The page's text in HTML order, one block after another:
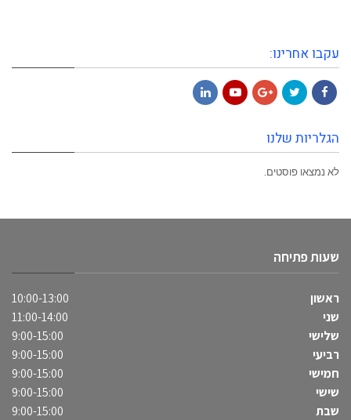
עקבו אחרינו:
הגלריות שלנו
לא נמצאו פוסטים.
שעות פתיחה
ראשון
10:00-13:00
שני
11:00-14:00
שלישי
9:00-15:00
רביעי
9:00-15:00
חמישי
9:00-15:00
שישי
9:00-15:00
שבת
9:00-15:00